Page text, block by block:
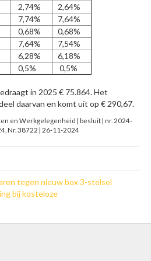
2,74%
2,64%
7,74%
7,64%
0,68%
0,68%
7,64%
7,54%
6,28%
6,18%
0,5% 0,5%
in 2025 € 75.864. Het
daarvan en komt uit op € 290,67.
en Werkgelegenheid | besluit | nr. 2024-
Nr. 38722 | 26-11-2024
tegen nieuw box 3-stelsel
bij kosteloze